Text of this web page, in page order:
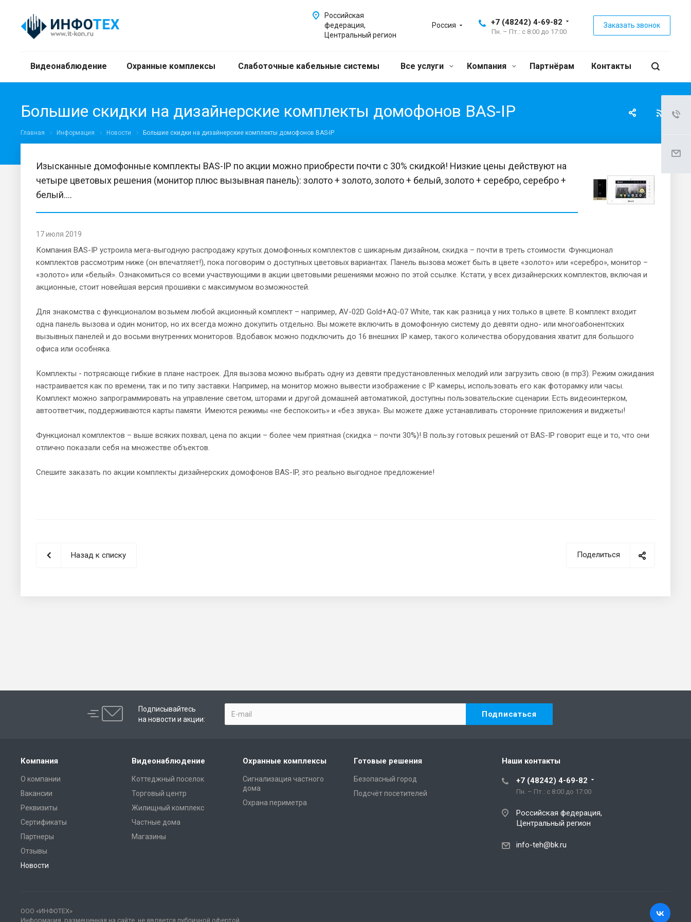
Россия +7 (48242) 4-69-82
Пн. – Пт.: с 8:00 до 17:00
Заказать звонок
Российская
федерация,
Центральный регион
Видеонаблюдение Охранные комплексы Слаботочные кабельные системы Все услуги Компания Партнёрам Контакты
Большие скидки на дизайнерские комплекты домофонов BAS-IP
Главная Информация Новости Большие скидки на дизайнерские комплекты домофонов BAS-IP
Изысканные домофонные комплекты BAS-IP по акции можно приобрести почти с 30% скидкой! Низкие цены действуют на
четыре цветовых решения (монитор плюс вызывная панель): золото + золото, золото + белый, золото + серебро, серебро +
белый....
17 июля 2019
Компания BAS-IP устроила мега-выгодную распродажу крутых домофонных комплектов с шикарным дизайном, скидка – почти в треть стоимости. Функционал
комплектов рассмотрим ниже (он впечатляет!), пока поговорим о доступных цветовых вариантах. Панель вызова может быть в цвете «золото» или «серебро», монитор –
«золото» или «белый». Ознакомиться со всеми участвующими в акции цветовыми решениями можно по этой ссылке. Кстати, у всех дизайнерских комплектов, включая и
акционные, стоит новейшая версия прошивки с максимумом возможностей.
Для знакомства с функционалом возьмем любой акционный комплект – например, AV-02D Gold+AQ-07 White, так как разница у них только в цвете. В комплект входит
одна панель вызова и один монитор, но их всегда можно докупить отдельно. Вы можете включить в домофонную систему до девяти одно- или многоабонентских
вызывных панелей и до восьми внутренних мониторов. Вдобавок можно подключить до 16 внешних IP камер, такого количества оборудования хватит для большого
офиса или особняка.
Комплекты - потрясающе гибкие в плане настроек. Для вызова можно выбрать одну из девяти предустановленных мелодий или загрузить свою (в mp3). Режим ожидания
настраивается как по времени, так и по типу заставки. Например, на монитор можно вывести изображение с IP камеры, использовать его как фоторамку или часы.
Комплект можно запрограммировать на управление светом, шторами и другой домашней автоматикой, доступны пользовательские сценарии. Есть видеоинтерком,
автоответчик, поддерживаются карты памяти. Имеются режимы «не беспокоить» и «без звука». Вы можете даже устанавливать сторонние приложения и виджеты!
Функционал комплектов – выше всяких похвал, цена по акции – более чем приятная (скидка – почти 30%)! В пользу готовых решений от BAS-IP говорит еще и то, что они
отлично показали себя на множестве объектов.
Спешите заказать по акции комплекты дизайнерских домофонов BAS-IP, это реально выгодное предложение!
Поделиться
Назад к списку
Подписывайтесь
на новости и акции:
Компания
О компании
Вакансии
Реквизиты
Сертификаты
Партнеры
Отзывы
Новости
Видеонаблюдение
Коттеджный поселок
Торговый центр
Жилищный комплекс
Частные дома
Магазины
Охранные комплексы
Сигнализация частного
дома
Охрана периметра
Готовые решения
Безопасный город
Подсчёт посетителей
Наши контакты
+7 (48242) 4-69-82
Пн. – Пт.: с 8:00 до 17:00
Российская федерация,
Центральный регион
info-teh@bk.ru
ООО «ИНФОТЕХ»
Информация, размещенная на сайте, не является публичной офертой.